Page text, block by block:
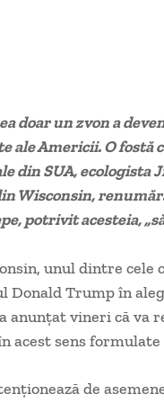
doar un zvon a
ale Americii. O
din SUA, ecologista
Wisconsin,
potrivit acesteia,
unul dintre cele
Donald Trump în
anunţat vineri că va
acest sens
de